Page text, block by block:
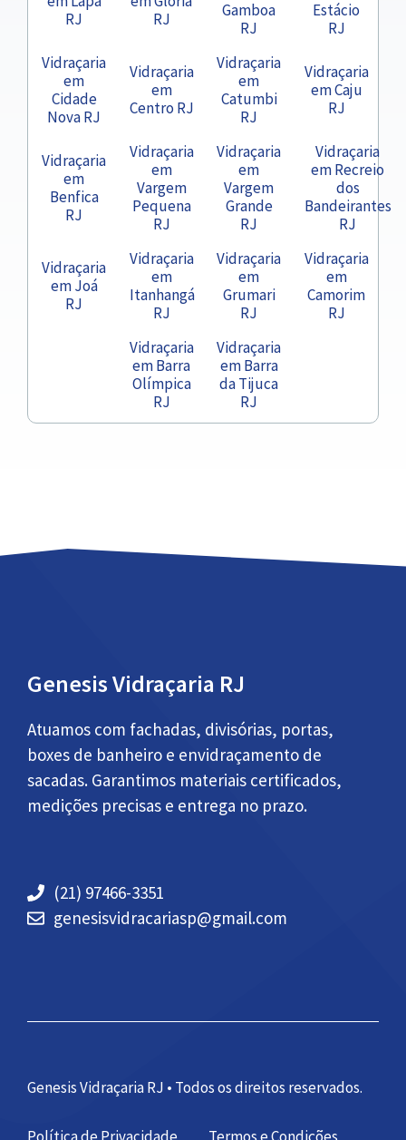
RJ
RJ
Gamboa
RJ
Estácio
RJ
Vidraçaria
em
Cidade
Nova RJ
Vidraçaria
em
Centro RJ
Vidraçaria
em
Catumbi
RJ
Vidraçaria
em Caju
RJ
Vidraçaria
em
Benfica
RJ
Vidraçaria
em
Vargem
Pequena
RJ
Vidraçaria
em
Vargem
Grande
RJ
Vidraçaria
em Recreio
dos
Bandeirantes
RJ
Vidraçaria
em Joá
RJ
Vidraçaria
em
Itanhangá
RJ
Vidraçaria
em
Grumari
RJ
Vidraçaria
em
Camorim
RJ
Vidraçaria
em Barra
Olímpica
RJ
Vidraçaria
em Barra
da Tijuca
RJ
Genesis Vidraçaria RJ
Atuamos com fachadas, divisórias, portas,
boxes de banheiro e envidraçamento de
sacadas. Garantimos materiais certificados,
medições precisas e entrega no prazo.
(21) 97466-3351
genesisvidracariasp@gmail.com
Genesis Vidraçaria RJ • Todos os direitos reservados.
Política de Privacidade Termos e Condições